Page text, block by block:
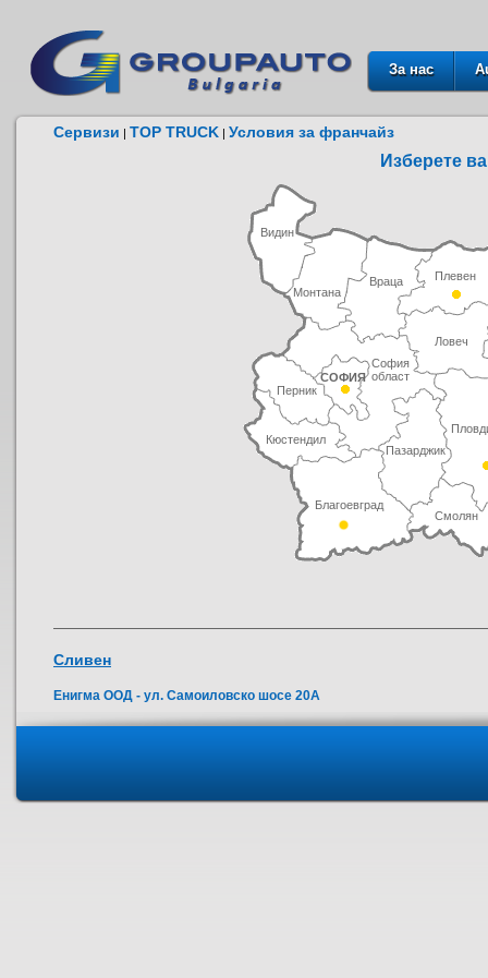
За нас
Сервизи | TOP TRUCK | Условия за франчайз
Изберете
СОФИЯ
Благоевград
Враца
Ловеч
Видин
София
област
Перник
Кюстендил
Пазарджик
Монтана
Плевен
Смолян
Сливен
Енигма ООД - ул. Самоиловско шосе 20А